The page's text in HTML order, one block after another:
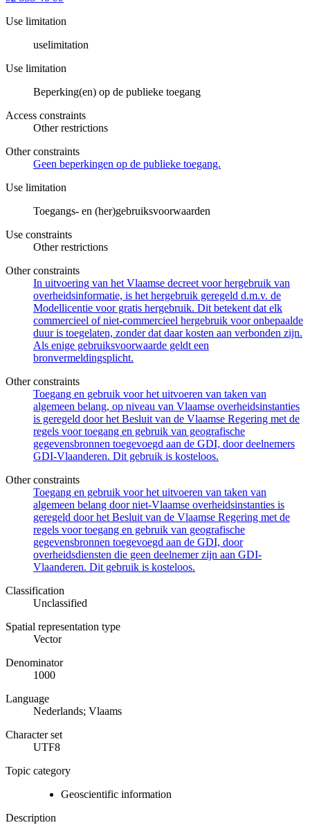
Use limitation
uselimitation
Use limitation
Beperking(en) op de publieke toegang
Access constraints
Other restrictions
Other constraints
Geen beperkingen op de publieke toegang.
Use limitation
Toegangs- en (her)gebruiksvoorwaarden
Use constraints
Other restrictions
Other constraints
In uitvoering van het Vlaamse decreet voor hergebruik van
overheidsinformatie, is het hergebruik geregeld d.m.v. de
Modellicentie voor gratis hergebruik. Dit betekent dat elk
commercieel of niet-commercieel hergebruik voor onbepaalde
duur is toegelaten, zonder dat daar kosten aan verbonden zijn.
Als enige gebruiksvoorwaarde geldt een
bronvermeldingsplicht.
Other constraints
Toegang en gebruik voor het uitvoeren van taken van
algemeen belang, op niveau van Vlaamse overheidsinstanties
is geregeld door het Besluit van de Vlaamse Regering met de
regels voor toegang en gebruik van geografische
gegevensbronnen toegevoegd aan de GDI, door deelnemers
GDI-Vlaanderen. Dit gebruik is kosteloos.
Other constraints
Toegang en gebruik voor het uitvoeren van taken van
algemeen belang door niet-Vlaamse overheidsinstanties is
geregeld door het Besluit van de Vlaamse Regering met de
regels voor toegang en gebruik van geografische
gegevensbronnen toegevoegd aan de GDI, door
overheidsdiensten die geen deelnemer zijn aan GDI-
Vlaanderen. Dit gebruik is kosteloos.
Classification
Unclassified
Spatial representation type
Vector
Denominator
1000
Language
Nederlands; Vlaams
Character set
UTF8
Topic category
Geoscientific information
Description